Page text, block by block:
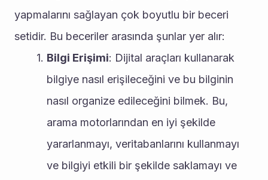
yapmalarını sağlayan çok boyutlu bir beceri
setidir. Bu beceriler arasında şunlar yer alır:
Bilgi Erişimi: Dijital araçları kullanarak
bilgiye nasıl erişileceğini ve bu bilginin
nasıl organize edileceğini bilmek. Bu,
arama motorlarından en iyi şekilde
yararlanmayı, veritabanlarını kullanmayı
ve bilgiyi etkili bir şekilde saklamayı ve